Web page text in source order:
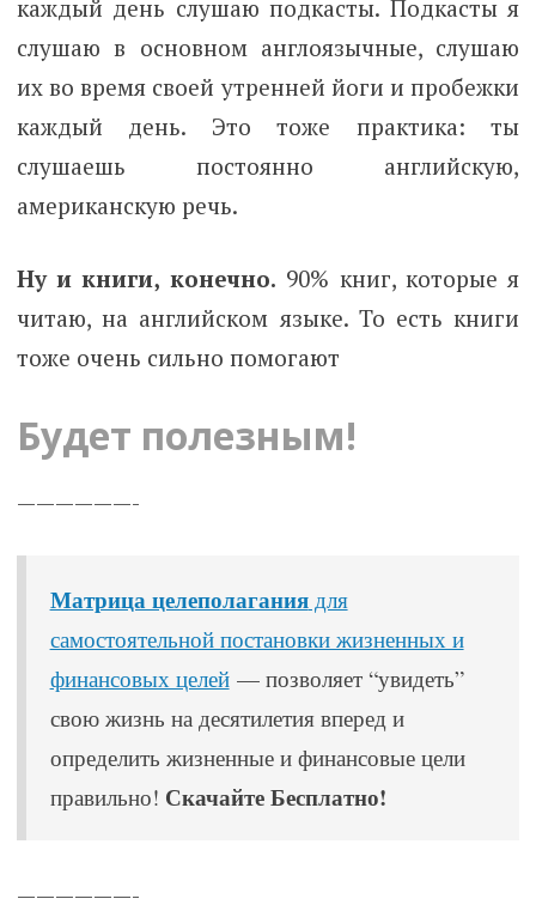
каждый день слушаю подкасты. Подкасты я
слушаю в основном англоязычные, слушаю
их во время своей утренней йоги и пробежки
каждый день. Это тоже практика: ты
слушаешь постоянно английскую,
американскую речь.
Ну и книги, конечно. 90% книг, которые я
читаю, на английском языке. То есть книги
тоже очень сильно помогают
Будет полезным!
——————-
Матрица целеполаганиядля
самостоятельной постановки жизненных и
финансовых целей— позволяет “увидеть”
свою жизнь на десятилетия вперед и
определить жизненные и финансовые цели
правильно! Скачайте Бесплатно!
——————-